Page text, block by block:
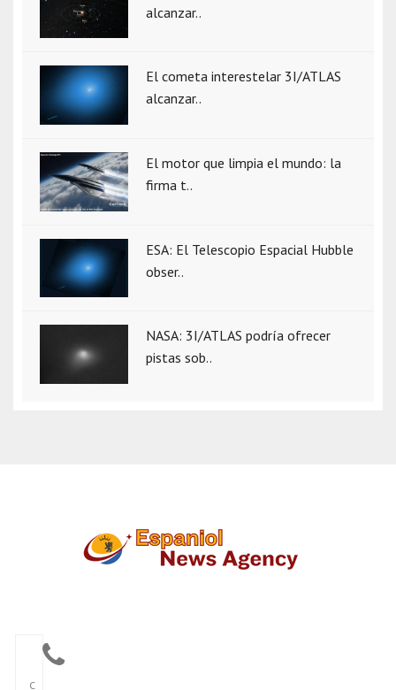
alcanzar..
El cometa interestelar 3I/ATLAS
alcanzar..
El motor que limpia el mundo: la
firma t..
ESA: El Telescopio Espacial Hubble
obser..
NASA: 3I/ATLAS podría ofrecer
pistas sob..
C